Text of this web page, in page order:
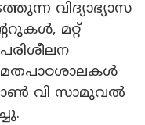
വിദ്യാഭ്യാസ
മറ്റ്
മതപാഠശാലകൾ
വി സാമുവൽ